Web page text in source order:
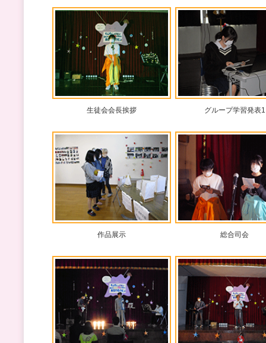
生徒会会長挨拶 グループ学習発表1
作品展示 総合司会